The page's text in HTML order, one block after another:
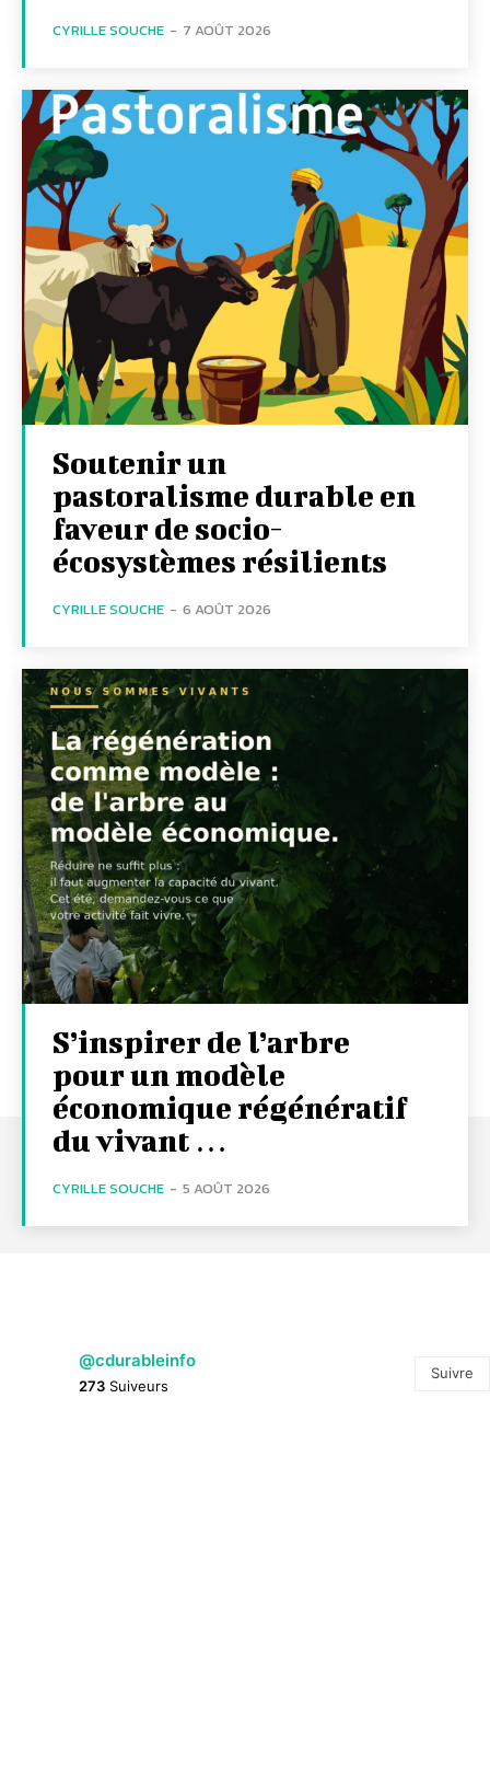
CYRILLE SOUCHE - 7 AOÛT 2026
Soutenir un
pastoralisme durable en
faveur de socio-
écosystèmes résilients
CYRILLE SOUCHE - 6 AOÛT 2026
S’inspirer de l’arbre
pour un modèle
économique régénératif
du vivant …
CYRILLE SOUCHE - 5 AOÛT 2026
@cdurableinfo
273 Suiveurs
Suivre